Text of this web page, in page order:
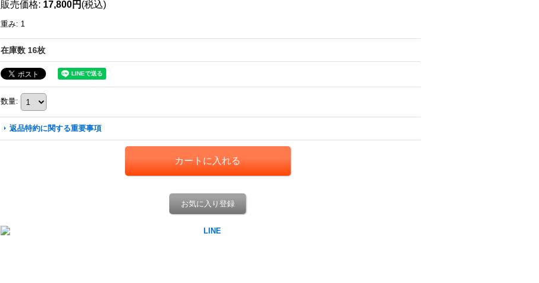
販売価格: 17,800円 (税込)
重み: 1
在庫数 16枚
数量:
返品特約に関する重要事項
お気に入り登録